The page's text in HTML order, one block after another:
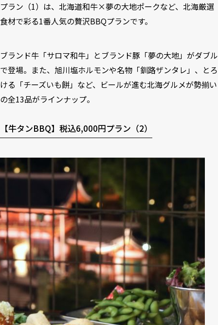
プラン（1）は、北海道和牛×夢の大地ポークなど、北海厳選
食材で彩る1番人気の贅沢BBQプランです。
ブランド牛「サロマ和牛」とブランド豚「夢の大地」がダブル
で登場。また、旭川塩ホルモンや名物「釧路ザンタレ」、とろ
ける「チーズいも餅」など、ビールが進む北海グルメが勢揃い
の全13品がラインナップ。
【牛タンBBQ】税込6,000円プラン（2）